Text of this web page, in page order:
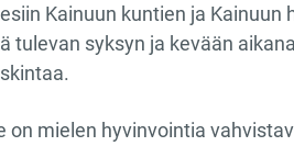
Kainuun kuntien ja
tulevan syksyn ja kevään
on mielen hyvinvointia